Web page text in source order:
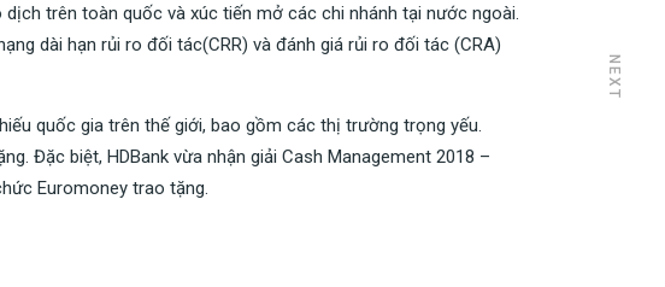
trên toàn quốc và xúc tiến mở các chi nhánh tại nước ngoài.
dài hạn rủi ro đối tác(CRR) và đánh giá rủi ro đối tác (CRA)
quốc gia trên thế giới, bao gồm các thị trường trọng yếu.
Đặc biệt, HDBank vừa nhận giải Cash Management 2018 –
Euromoney trao tặng.
NEXT